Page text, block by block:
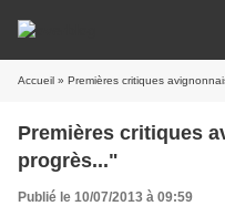
Accueil » Premières critiques
Premières critiques
progrès..."
Publié le 10/07/2013 à 09:59